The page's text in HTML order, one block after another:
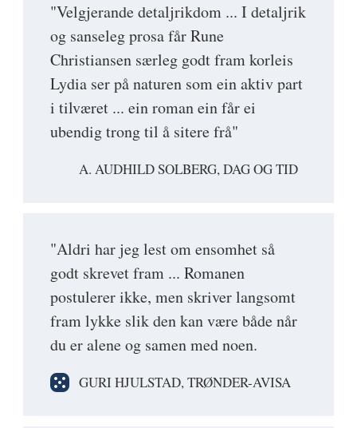
"Velgjerande detaljrikdom ... I detaljrik
og sanseleg prosa får Rune
Christiansen særleg godt fram korleis
Lydia ser på naturen som ein aktiv part
i tilværet ... ein roman ein får ei
ubendig trong til å sitere frå"
A. AUDHILD SOLBERG, DAG OG TID
"Aldri har jeg lest om ensomhet så
godt skrevet fram ... Romanen
postulerer ikke, men skriver langsomt
fram lykke slik den kan være både når
du er alene og samen med noen.
GURI HJULSTAD, TRØNDER-AVISA